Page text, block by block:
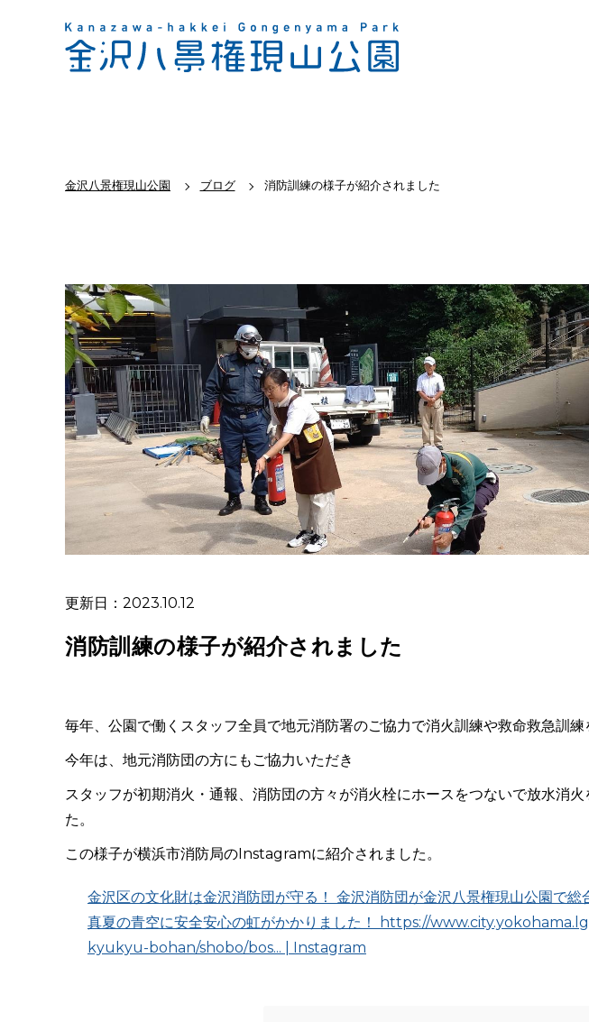
金沢八景権現山公園 ブログ 消防訓練の様子が紹介されました
更新日：2023.10.12
消防訓練の様子が紹介されました
毎年、公園で働くスタッフ全員で地元消防署のご協力で消火訓練や救命救急訓練
今年は、地元消防団の方にもご協力いただき
スタッフが初期消火・通報、消防団の方々が消火栓にホースをつないで放水消
た。
この様子が横浜市消防局のInstagramに紹介されました。
金沢区の文化財は金沢消防団が守る！ 金沢消防団が金沢八景権現山公園で総
真夏の青空に安全安心の虹がかかりました！ https://
kyukyu-bohan/shobo/bos... | Instagram